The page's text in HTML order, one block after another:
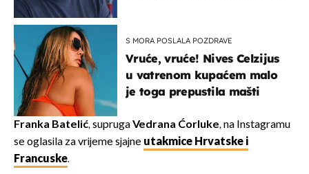
S MORA POSLALA POZDRAVE
Vruće, vruće! Nives Celzijus
u vatrenom kupaćem malo
je toga prepustila mašti
Franka Batelić, suprugaVedrana Ćorluke, na Instagramu
se oglasila za vrijeme sjajne utakmice Hrvatske i
Francuske.